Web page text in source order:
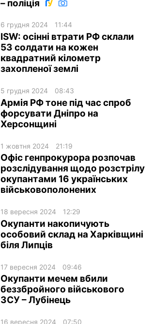
– поліція
6 грудня 2024 11:44
ISW: осінні втрати РФ склали
53 солдати на кожен
квадратний кілометр
захопленої землі
5 грудня 2024 08:43
Армія РФ тоне під час спроб
форсувати Дніпро на
Херсонщині
1 жовтня 2024 21:19
Офіс генпрокурора розпочав
розслідування щодо розстрілу
окупантами 16 українських
військовополонених
18 вересня 2024 12:29
Окупанти накопичують
особовий склад на Харківщині
біля Липців
17 вересня 2024 09:46
Окупанти мечем вбили
беззбройного військового
ЗСУ – Лубінець
16 вересня 2024 07:50